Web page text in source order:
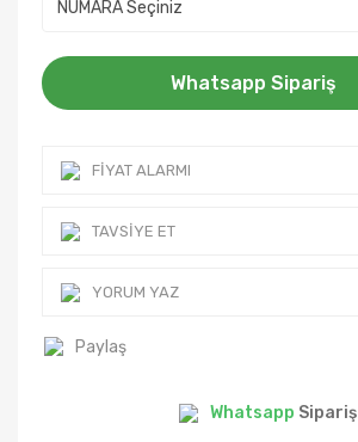
Whatsapp Sipariş
FIYAT ALARMI
TAVSIYE ET
YORUM YAZ
Paylaş
Whatsapp Sipariş